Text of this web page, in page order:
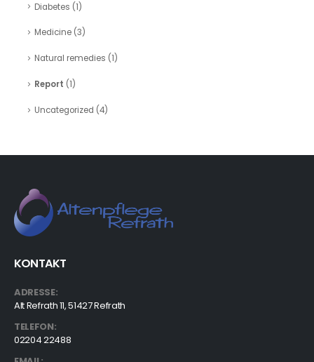
Diabetes (1)
Medicine(3)
Natural remedies (1)
Report (1)
Uncategorized (4)
KONTAKT
ADRESSE:
Alt Refrath 11, 51427 Refrath
TELEFON:
02204 22488